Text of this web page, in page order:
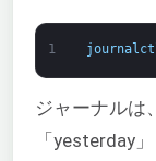
1
ジャーナル
「yesterday